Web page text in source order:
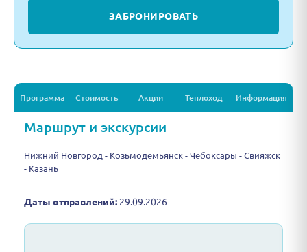
ЗАБРОНИРОВАТЬ
Программа Стоимость Акции Теплоход Информация
Маршрут и экскурсии
Нижний Новгород - Козьмодемьянск - Чебоксары - Свияжск
- Казань
Даты отправлений: 29.09.2026